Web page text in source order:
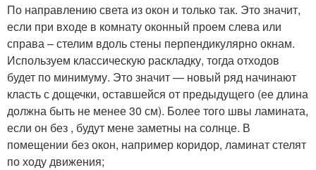
По направлению света из окон и только так. Это значит,
если при входе в комнату оконный проем слева или
справа – стелим вдоль стены перпендикулярно окнам.
Используем классическую раскладку, тогда отходов
будет по минимуму. Это значит — новый ряд начинают
класть с дощечки, оставшейся от предыдущего (ее длина
должна быть не менее 30 см). Более того швы ламината,
если он без , будут мене заметны на солнце. В
помещении без окон, например коридор, ламинат стелят
по ходу движения;